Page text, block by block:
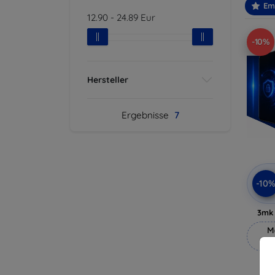
12.90 - 24.89 Eur
Hersteller
Ergebnisse 7
-10%
-10%